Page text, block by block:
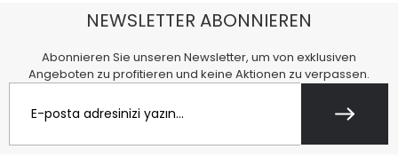
NEWSLETTER ABONNIEREN
Abonnieren Sie unseren Newsletter, um von exklusiven
Angeboten zu profitieren und keine Aktionen zu verpassen.